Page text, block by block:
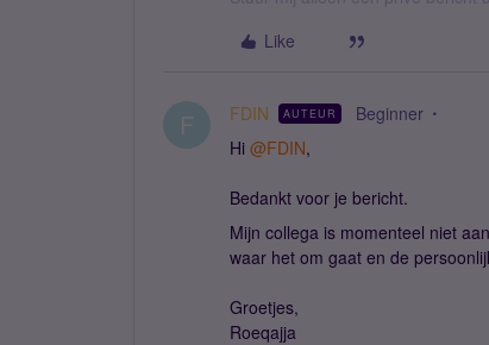
Like
F FDIN AUTEUR Beginner
Hi ​ @FDIN,
Bedankt voor je bericht.
Mijn collega is momenteel niet
waar het om gaat en de
Groetjes,
Roeqajja